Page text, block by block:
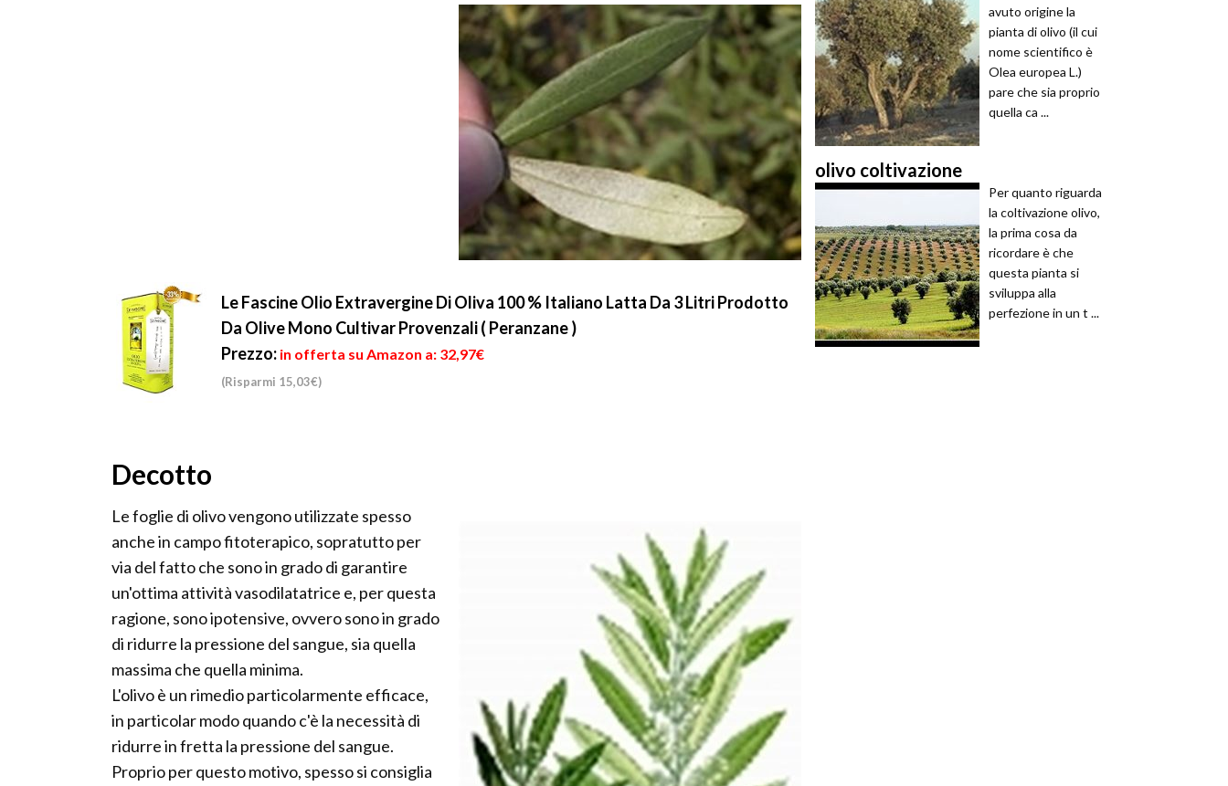
Le Fascine Olio Extravergine Di Oliva 100 % Italiano Latta Da 3 Litri Prodotto
Da Olive Mono Cultivar Provenzali ( Peranzane )
Prezzo: in offerta su Amazon a: 32,97€
(Risparmi 15,03€)
Decotto
Le foglie di olivo vengono utilizzate spesso
anche in campo fitoterapico, sopratutto per
via del fatto che sono in grado di garantire
un'ottima attività vasodilatatrice e, per questa
ragione, sono ipotensive, ovvero sono in grado
di ridurre la pressione del sangue, sia quella
massima che quella minima.
L'olivo è un rimedio particolarmente efficace,
in particolar modo quando c'è la necessità di
ridurre in fretta la pressione del sangue.
Proprio per questo motivo, spesso si consiglia
avuto origine la
pianta di olivo (il cui
nome scientifico è
Olea europea L.)
pare che sia proprio
quella ca ...
olivo coltivazione
Per quanto riguarda
la coltivazione olivo,
la prima cosa da
ricordare è che
questa pianta si
sviluppa alla
perfezione in un t ...